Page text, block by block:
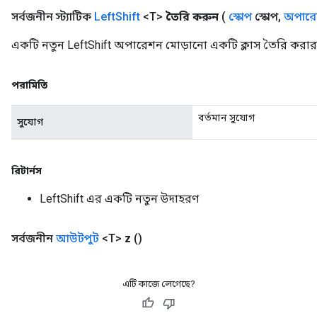
সর্বজনীন স্ট্যাটিক LeftShift <T> তৈরি করুন ( স্কোপস্কোপ,
একটি নতুন LeftShift অপারেশন মোড়ানো একটি ক্লাস তৈরি করার
পরামিতি
সুযোগ বর্তমান সুযোগ
রিটার্নস
LeftShift এর একটি নতুন উদাহরণ
সর্বজনীন আউটপুট <T> z ()
এটি কাজে লেগেছে?